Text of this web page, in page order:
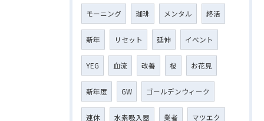
モーニング 珈琲 メンタル 終活
新年 リセット 延伸 イベント
YEG 血流 改善 桜 お花見
新年度 GW ゴールデンウィーク
連休 水素吸入器 業者 マツエク